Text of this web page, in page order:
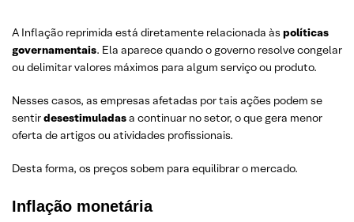
A Inflação reprimida está diretamente relacionada às políticas
governamentais. Ela aparece quando o governo resolve congelar
ou delimitar valores máximos para algum serviço ou produto.
Nesses casos, as empresas afetadas por tais ações podem se
sentirdesestimuladasa continuar no setor, o que gera menor
oferta de artigos ou atividades profissionais.
Desta forma, os preços sobem para equilibrar o mercado.
Inflação monetária